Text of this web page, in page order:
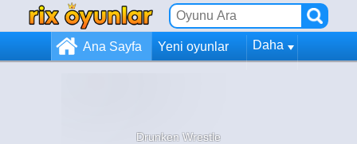
Ana Sayfa Yeni oyunlar Daha
Drunken Wrestle